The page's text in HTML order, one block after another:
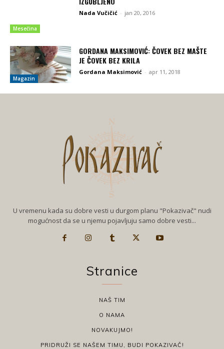
Mesečina
Nada Vučičić - jan 20, 2016
Magazin
GORDANA MAKSIMOVIĆ: ČOVEK BEZ MAŠTE
JE ČOVEK BEZ KRILA
Gordana Maksimović - apr 11, 2018
U vremenu kada su dobre vesti u durgom planu "Pokazivač" nudi
mogućnost da se u njemu pojavljuju samo dobre vesti...
Stranice
NAŠ TIM
O NAMA
NOVAKUJMO!
PRIDRUŽI SE NAŠEM TIMU, BUDI POKAZIVAČ!